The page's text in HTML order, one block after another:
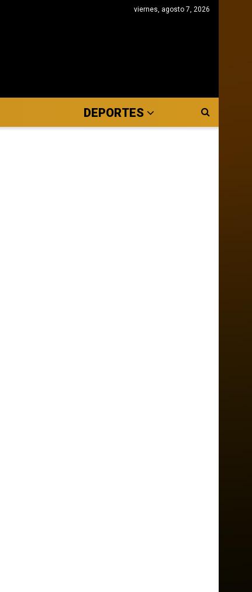
viernes, agosto 7, 2026
DEPORTES